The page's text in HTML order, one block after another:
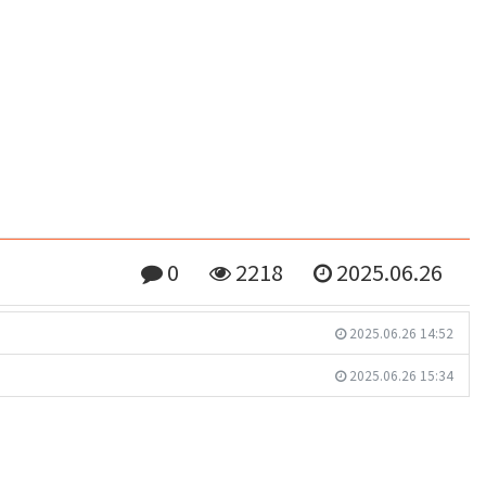
0 2218 2025.06.26
2025.06.26 14:52
2025.06.26 15:34